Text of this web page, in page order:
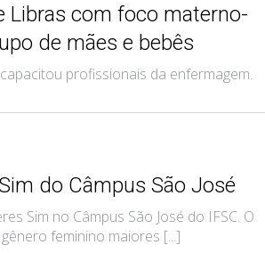
Libras com foco materno-
de mães e bebês
profissionais da enfermagem.
do Câmpus São José
Sim no Câmpus São José do IFSC. O
feminino maiores [...]